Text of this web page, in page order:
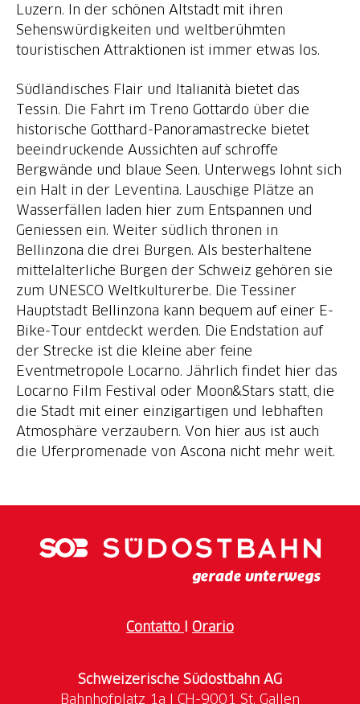
Luzern. In der schönen Altstadt mit ihren
Sehenswürdigkeiten und weltberühmten
touristischen Attraktionen ist immer etwas los.
Südländisches Flair und Italianità bietet das
Tessin. Die Fahrt im Treno Gottardo über die
historische Gotthard-Panoramastrecke bietet
beeindruckende Aussichten auf schroffe
Bergwände und blaue Seen. Unterwegs lohnt sich
ein Halt in der Leventina. Lauschige Plätze an
Wasserfällen laden hier zum Entspannen und
Geniessen ein. Weiter südlich thronen in
Bellinzona die drei Burgen. Als besterhaltene
mittelalterliche Burgen der Schweiz gehören sie
zum UNESCO Weltkulturerbe. Die Tessiner
Hauptstadt Bellinzona kann bequem auf einer E-
Bike-Tour entdeckt werden. Die Endstation auf
der Strecke ist die kleine aber feine
Eventmetropole Locarno. Jährlich findet hier das
Locarno Film Festival oder Moon&Stars statt, die
die Stadt mit einer einzigartigen und lebhaften
Atmosphäre verzaubern. Von hier aus ist auch
die Uferpromenade von Ascona nicht mehr weit.
Contatto Orario
Schweizerische Südostbahn AG